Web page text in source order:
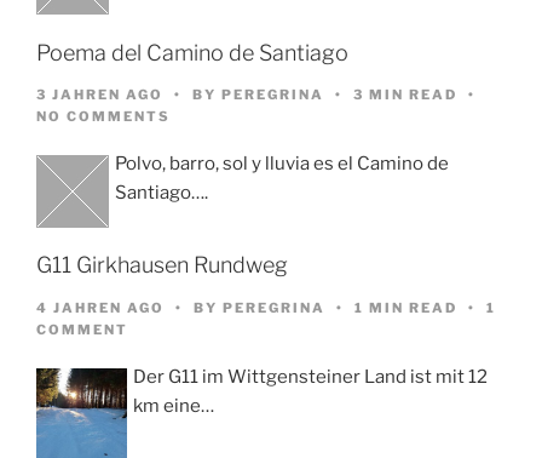
Poema del Camino de Santiago
3 JAHREN AGO BY PEREGRINA
3 MIN READ
NO COMMENTS
Polvo, barro, sol y lluvia es el Camino de
Santiago….
G11 Girkhausen Rundweg
4 JAHREN AGO BY PEREGRINA 1 MIN READ
1
COMMENT
Der G11 im Wittgensteiner Land ist mit 12
km eine…